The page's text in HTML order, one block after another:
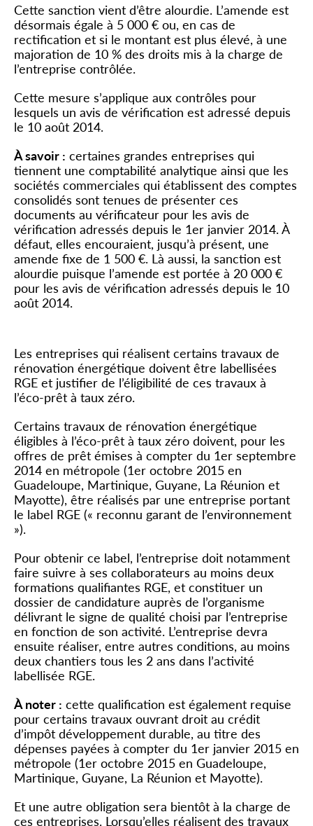
Cette sanction vient d’être alourdie. L’amende est
désormais égale à 5 000 € ou, en cas de
rectification et si le montant est plus élevé, à une
majoration de 10 % des droits mis à la charge de
l’entreprise contrôlée.
Cette mesure s’applique aux contrôles pour
lesquels un avis de vérification est adressé depuis
le 10 août 2014.
À savoir : certaines grandes entreprises qui
tiennent une comptabilité analytique ainsi que les
sociétés commerciales qui établissent des comptes
consolidés sont tenues de présenter ces
documents au vérificateur pour les avis de
vérification adressés depuis le 1er janvier 2014. À
défaut, elles encouraient, jusqu’à présent, une
amende fixe de 1 500 €. Là aussi, la sanction est
alourdie puisque l’amende est portée à 20 000 €
pour les avis de vérification adressés depuis le 10
août 2014.
Les entreprises qui réalisent certains travaux de
rénovation énergétique doivent être labellisées
RGE et justifier de l’éligibilité de ces travaux à
l’éco-prêt à taux zéro.
Certains travaux de rénovation énergétique
éligibles à l’éco-prêt à taux zéro doivent, pour les
offres de prêt émises à compter du 1er septembre
2014 en métropole (1er octobre 2015 en
Guadeloupe, Martinique, Guyane, La Réunion et
Mayotte), être réalisés par une entreprise portant
le label RGE (« reconnu garant de l’environnement
»).
Pour obtenir ce label, l’entreprise doit notamment
faire suivre à ses collaborateurs au moins deux
formations qualifiantes RGE, et constituer un
dossier de candidature auprès de l’organisme
délivrant le signe de qualité choisi par l’entreprise
en fonction de son activité. L’entreprise devra
ensuite réaliser, entre autres conditions, au moins
deux chantiers tous les 2 ans dans l’activité
labellisée RGE.
À noter : cette qualification est également requise
pour certains travaux ouvrant droit au crédit
d’impôt développement durable, au titre des
dépenses payées à compter du 1er janvier 2015 en
métropole (1er octobre 2015 en Guadeloupe,
Martinique, Guyane, La Réunion et Mayotte).
Et une autre obligation sera bientôt à la charge de
ces entreprises. Lorsqu’elles réalisent des travaux